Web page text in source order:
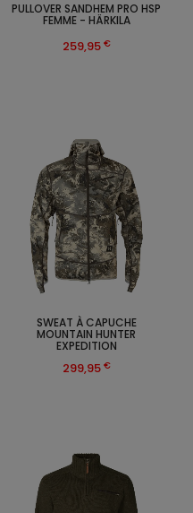
SWEAT À CAPUCHE
MOUNTAIN HUNTER
EXPEDITION
299,95 €
PULLOVER SANDHEM PRO HSP
FEMME - HÄRKILA
259,95 €